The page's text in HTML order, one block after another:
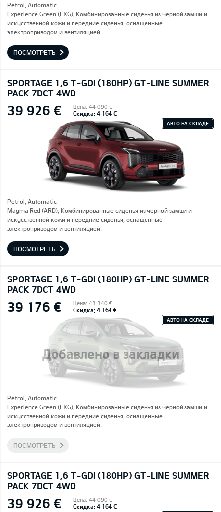
Petrol, Automatic
Experience Green (EXG), Комбинированные сиденья из черной замши и
искусственной кожи и передние сиденья, оснащенные
электроприводом и вентиляцией.
ПОСМОТРЕТЬ
SPORTAGE 1,6 T-GDI (180HP) GT-LINE SUMMER
PACK 7DCT 4WD
39 926 € Цена: 44 090 €
Скидка: 4 164 €
АВТО НА СКЛАДЕ
Petrol, Automatic
Magma Red (ARD), Комбинированные сиденья из черной замши и
искусственной кожи и передние сиденья, оснащенные
электроприводом и вентиляцией.
ПОСМОТРЕТЬ
SPORTAGE 1,6 T-GDI (180HP) GT-LINE SUMMER
PACK 7DCT 4WD
Добавлено в закладки
39 176 € Цена: 43 340 €
Скидка: 4 164 €
АВТО НА СКЛАДЕ
Petrol, Automatic
Experience Green (EXG), Комбинированные сиденья из черной замши и
искусственной кожи и передние сиденья, оснащенные
электроприводом и вентиляцией.
ПОСМОТРЕТЬ
SPORTAGE 1,6 T-GDI (180HP) GT-LINE SUMMER
PACK 7DCT 4WD
39 926 € Цена: 44 090 €
Скидка: 4 164 €